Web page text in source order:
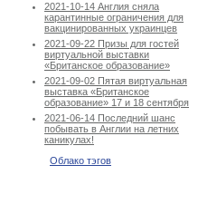
2021-10-14 Англия сняла
карантинные ограничения для
вакцинированных украинцев
2021-09-22 Призы для гостей
виртуальной выставки
«Британское образование»
2021-09-02 Пятая виртуальная
выставка «Британское
образование» 17 и 18 сентября
2021-06-14 Последний шанс
побывать в Англии на летних
каникулах!
Облако тэгов